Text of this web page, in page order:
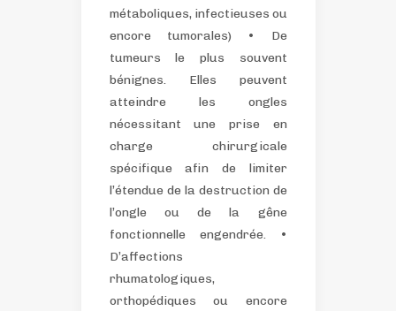
métaboliques, infectieuses ou
encore tumorales) • De
tumeurs le plus souvent
bénignes. Elles peuvent
atteindre les ongles
nécessitant une prise en
charge chirurgicale
spécifique afin de limiter
l’étendue de la destruction de
l’ongle ou de la gêne
fonctionnelle engendrée. •
D’affections
rhumatologiques,
orthopédiques ou encore